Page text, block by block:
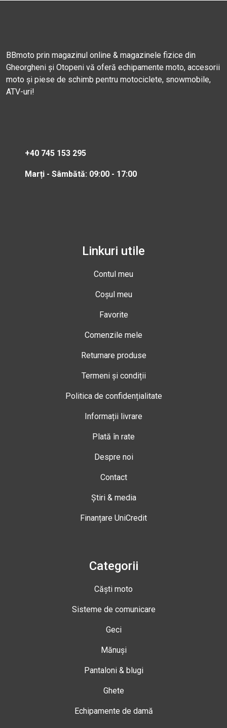
BBmoto prin magazinul online & magazinele fizice din
Gheorgheni și Otopeni vă oferă echipamente moto, accesorii
moto și piese de schimb pentru motociclete, snowmobile,
ATV-uri!
+40 745 153 295
Marți - Sâmbătă: 09:00 - 17:00
Linkuri utile
Contul meu
Coșul meu
Favorite
Comenzile mele
Returnare produse
Termeni și condiții
Politica de confidențialitate
Informații livrare
Plată în rate
Despre noi
Contact
Știri & media
Finanțare UniCredit
Categorii
Căști moto
Sisteme de comunicare
Geci
Mănuși
Pantaloni & blugi
Ghete
Echipamente de damă